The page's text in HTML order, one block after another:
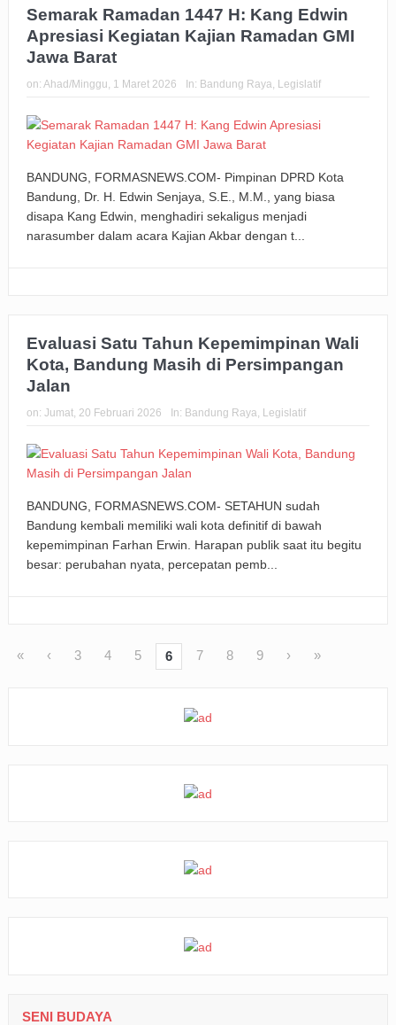
Semarak Ramadan 1447 H: Kang Edwin
Apresiasi Kegiatan Kajian Ramadan GMI
Jawa Barat
on: Ahad/Minggu, 1 Maret 2026 In: Bandung Raya, Legislatif
BANDUNG, FORMASNEWS.COM- Pimpinan DPRD Kota
Bandung, Dr. H. Edwin Senjaya, S.E., M.M., yang biasa
disapa Kang Edwin, menghadiri sekaligus menjadi
narasumber dalam acara Kajian Akbar dengan t...
Evaluasi Satu Tahun Kepemimpinan Wali
Kota, Bandung Masih di Persimpangan
Jalan
on: Jumat, 20 Februari 2026 In: Bandung Raya, Legislatif
BANDUNG, FORMASNEWS.COM- SETAHUN sudah
Bandung kembali memiliki wali kota definitif di bawah
kepemimpinan Farhan Erwin. Harapan publik saat itu begitu
besar: perubahan nyata, percepatan pemb...
« ‹ 3 4 5 6 7 8 9 › »
SENI BUDAYA